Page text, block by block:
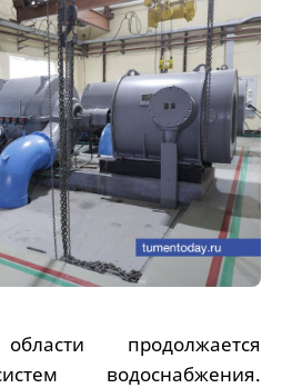
продолжается
водоснабжения.